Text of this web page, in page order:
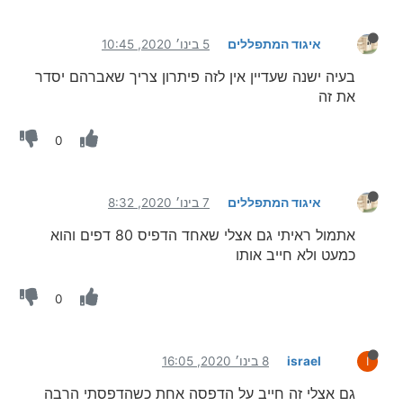
איגוד המתפללים 5 בינו׳ 2020, 10:45
בעיה ישנה שעדיין אין לזה פיתרון צריך שאברהם יסדר
את זה
0
איגוד המתפללים 7 בינו׳ 2020, 8:32
אתמול ראיתי גם אצלי שאחד הדפיס 80 דפים והוא
כמעט ולא חייב אותו
0
I
israel 8 בינו׳ 2020, 16:05
גם אצלי זה חייב על הדפסה אחת כשהדפסתי הרבה